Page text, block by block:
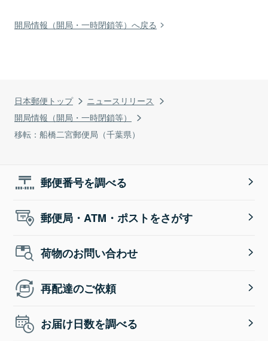
日本郵便トップ
ニュースリリース
開局情報（開局・一時閉鎖等）
移転：船橋二宮郵便局（千葉県）
開局情報（開局・一時閉鎖等）へ戻る
郵便番号を調べる
郵便局・ATM・ポストをさがす
荷物のお問い合わせ
再配達のご依頼
お届け日数を調べる